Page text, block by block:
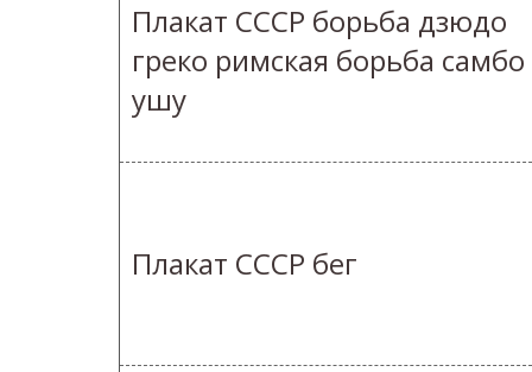
Плакат СССР борьба дзюдо
греко римская борьба самбо
ушу
Плакат СССР бег